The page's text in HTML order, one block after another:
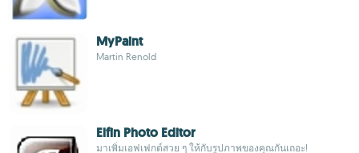
MyPaint
Martin Renold
Elfin Photo Editor
มาเพิ่มเอฟเฟกต์สวย ๆ ให้กับรูปภาพของคุณกันเถอะ!